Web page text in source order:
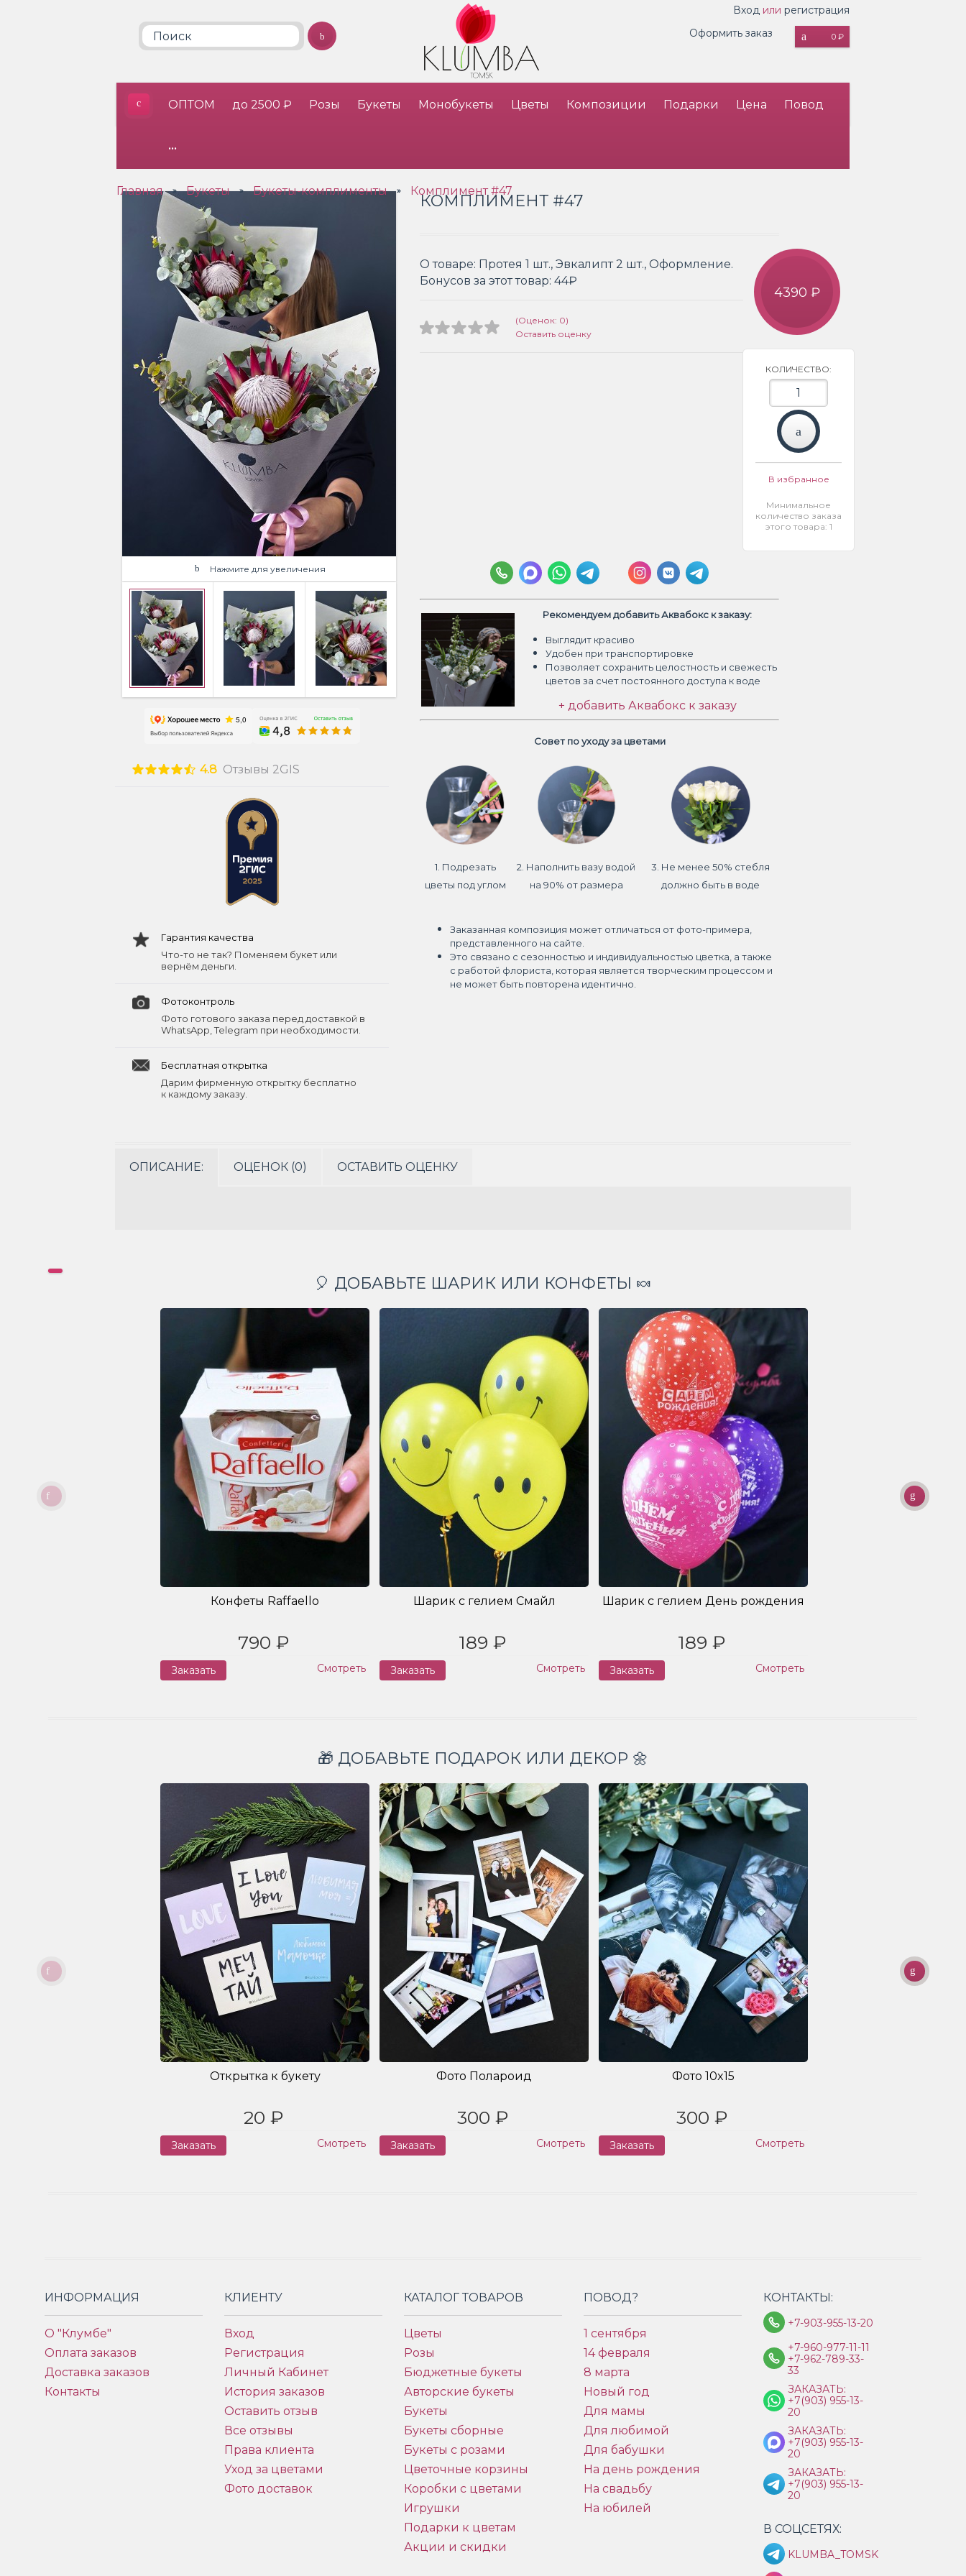
Вход или регистрация
0 ₽
Оформить заказ
ОПТОМ до 2500 ₽ Розы Букеты Монобукеты Цветы Композиции Подарки Цена Повод
•••
Главная » Букеты » Букеты-комплименты » Комплимент #47
Нажмите для увеличения
4.8 Отзывы 2GIS
Гарантия качества
Что-то не так? Поменяем букет или
вернём деньги.
Фотоконтроль
Фото готового заказа перед доставкой в
WhatsApp, Telegram при необходимости.
Бесплатная открытка
Дарим фирменную открытку бесплатно
к каждому заказу.
КОМПЛИМЕНТ #47
О товаре: Протея 1 шт., Эвкалипт 2 шт., Оформление.
Бонусов за этот товар: 44₽
(Оценок: 0)
Оставить оценку
4390 ₽
КОЛИЧЕСТВО:
В избранное
Минимальное
количество заказа
этого товара: 1
Рекомендуем добавить Аквабокс к заказу:
Выглядит красиво
Удобен при транспортировке
Позволяет сохранить целостность и свежесть
цветов за счет постоянного доступа к воде
+ добавить Аквабокс к заказу
Совет по уходу за цветами
1. Подрезать
цветы под углом
2. Наполнить вазу водой
на 90% от размера
3. Не менее 50% стебля
должно быть в воде
Заказанная композиция может отличаться от фото-примера,
представленного на сайте.
Это связано с сезонностью и индивидуальностью цветка, а также
с работой флориста, которая является творческим процессом и
не может быть повторена идентично.
ОПИСАНИЕ: ОЦЕНОК (0) ОСТАВИТЬ ОЦЕНКУ
🎈 ДОБАВЬТЕ ШАРИК ИЛИ КОНФЕТЫ 🍬
Конфеты Raffaello
790 ₽
Заказать Смотреть
Шарик с гелием Смайл
189 ₽
Заказать Смотреть
Шарик с гелием День рождения
189 ₽
Заказать Смотреть
🎁 ДОБАВЬТЕ ПОДАРОК ИЛИ ДЕКОР 🌼
Открытка к букету
20 ₽
Заказать Смотреть
Фото Полароид
300 ₽
Заказать Смотреть
Фото 10x15
300 ₽
Заказать Смотреть
ИНФОРМАЦИЯ
О "Клумбе"
Оплата заказов
Доставка заказов
Контакты
КЛИЕНТУ
Вход
Регистрация
Личный Кабинет
История заказов
Оставить отзыв
Все отзывы
Права клиента
Уход за цветами
Фото доставок
КАТАЛОГ ТОВАРОВ
Цветы
Розы
Бюджетные букеты
Авторские букеты
Букеты
Букеты сборные
Букеты с розами
Цветочные корзины
Коробки с цветами
Игрушки
Подарки к цветам
Акции и скидки
ПОВОД?
1 сентября
14 февраля
8 марта
Новый год
Для мамы
Для любимой
Для бабушки
На день рождения
На свадьбу
На юбилей
КОНТАКТЫ:
+7-903-955-13-20
+7-960-977-11-11
+7-962-789-33-
33
ЗАКАЗАТЬ:
+7(903) 955-13-
20
ЗАКАЗАТЬ:
+7(903) 955-13-
20
ЗАКАЗАТЬ:
+7(903) 955-13-
20
В СОЦСЕТЯХ:
KLUMBA_TOMSK